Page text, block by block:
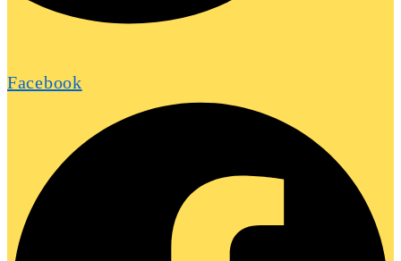
Facebook